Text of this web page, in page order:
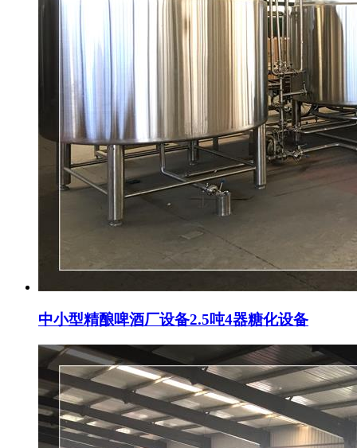
中小型精酿啤酒厂设备2.5吨4器糖化设备